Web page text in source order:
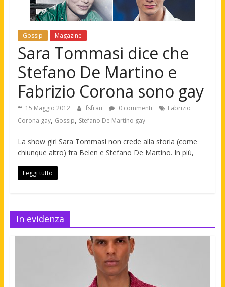
Gossip Magazine
Sara Tommasi dice che
Stefano De Martino e
Fabrizio Corona sono gay
15 Maggio 2012 fsfrau 0 commenti
Fabrizio
Corona gay, Gossip, Stefano De Martino gay
La show girl Sara Tommasi non crede alla storia (come
chiunque altro) fra Belen e Stefano De Martino. In più,
Leggi tutto
In evidenza